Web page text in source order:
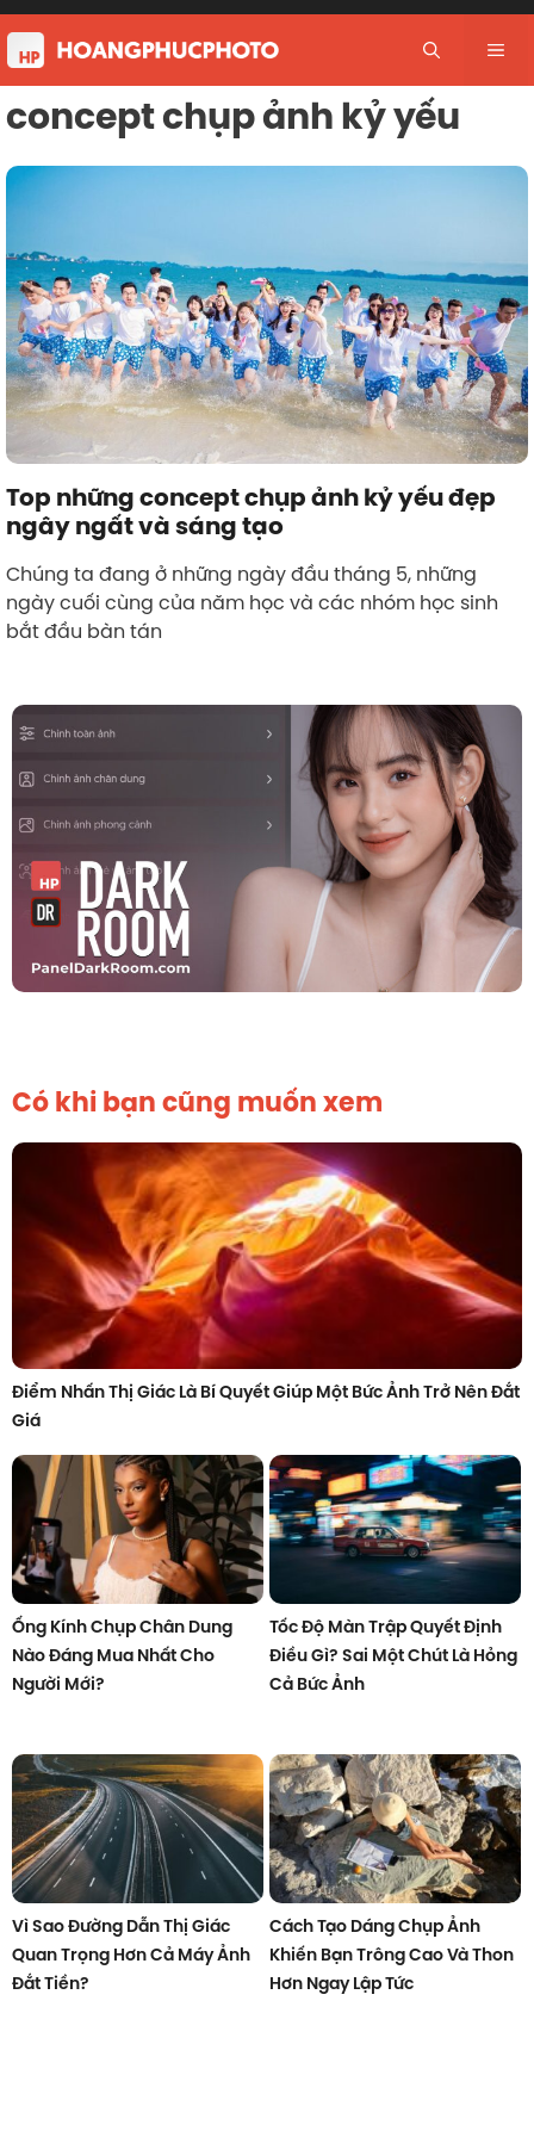
Skip
to
content
concept chụp ảnh kỷ yếu
Top những concept chụp ảnh kỷ yếu đẹp
ngây ngất và sáng tạo
Chúng ta đang ở những ngày đầu tháng 5, những
ngày cuối cùng của năm học và các nhóm học sinh
bắt đầu bàn tán
Có khi bạn cũng muốn xem
Điểm Nhấn Thị Giác Là Bí Quyết Giúp Một Bức Ảnh Trở Nên Đắt
Giá
Ống Kính Chụp Chân Dung
Nào Đáng Mua Nhất Cho
Người Mới?
Tốc Độ Màn Trập Quyết Định
Điều Gì? Sai Một Chút Là Hỏng
Cả Bức Ảnh
Vì Sao Đường Dẫn Thị Giác
Quan Trọng Hơn Cả Máy Ảnh
Đắt Tiền?
Cách Tạo Dáng Chụp Ảnh
Khiến Bạn Trông Cao Và Thon
Hơn Ngay Lập Tức